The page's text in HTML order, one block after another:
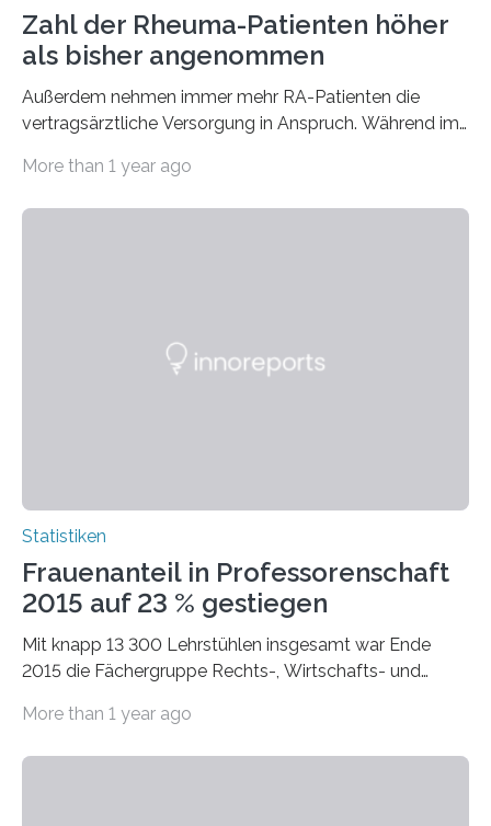
Zahl der Rheuma-Patienten höher
als bisher angenommen
Außerdem nehmen immer mehr RA-Patienten die
vertragsärztliche Versorgung in Anspruch. Während im
More than 1 year ago
Statistiken
Frauenanteil in Professorenschaft
2015 auf 23 % gestiegen
Mit knapp 13 300 Lehrstühlen insgesamt war Ende
2015 die Fächergruppe Rechts-, Wirtschafts- und
bei…
More than 1 year ago